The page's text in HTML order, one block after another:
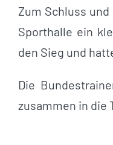
Zum Schluss
Sporthalle ein
den Sieg und
Die
zusammen in die